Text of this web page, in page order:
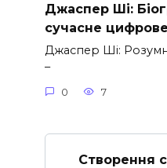
Джаспер Ші:
сучасне
Джаспер Ші:
–
0 7
Створення